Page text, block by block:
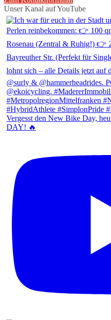
Unser Kanal auf YouTube
Vergesst den New Bike Day,
DAY! 🔥